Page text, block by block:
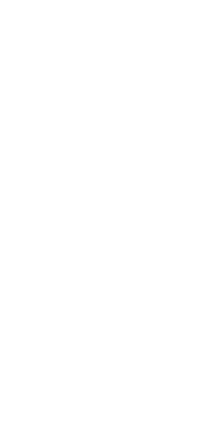
in Naturschutzgebieten
"Biodiversity Levels of Simulated Self-Organisation in Mires
für freiwilligen Kohlenstoffprojekte (RSPB, KfW), VCS
Fens. Soil Systems 4, 1:12.
H., et al.